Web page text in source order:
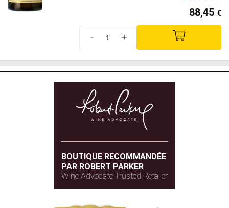
88,45 €
- +
BOUTIQUE RECOMMANDÉE
PAR ROBERT PARKER
Wine Advocate Trusted Retailer